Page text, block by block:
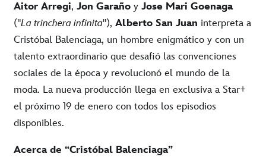
Aitor Arregi, Jon Garaño y Jose Mari Goenaga
("La trinchera infinita"), Alberto San Juan interpreta a
Cristóbal Balenciaga, un hombre enigmático y con un
talento extraordinario que desafió las convenciones
sociales de la época y revolucionó el mundo de la
moda. La nueva producción llega en exclusiva a Star+
el próximo 19 de enero con todos los episodios
disponibles.
Acerca de “Cristóbal Balenciaga”